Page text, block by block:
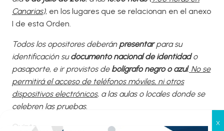
Canarias), en los lugares que se relacionan en el anexo
I de esta Orden.
Todos los opositores deberán presentarpara su
identificación sudocumento nacional de identidado
pasaporte, e ir provistos de bolígrafo negro o azul. No se
permitirá el acceso de teléfonos móviles, ni otros
dispositivos electrónicos, a las aulas o locales donde se
celebren las pruebas.
Quinto.